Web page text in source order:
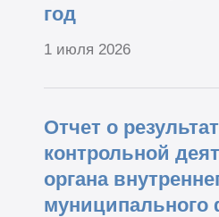
год
1 июля 2026
Отчет о
контрольной
органа
муниципального